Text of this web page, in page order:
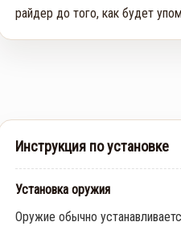
райдер до того, как будет
Инструкция по установке
Установка оружия
Оружие обычно